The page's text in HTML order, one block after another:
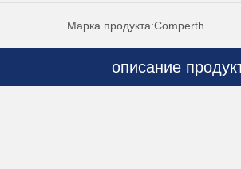
Марка продукта:Comperth
описание